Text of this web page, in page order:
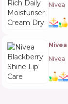
Nivea
Nivea